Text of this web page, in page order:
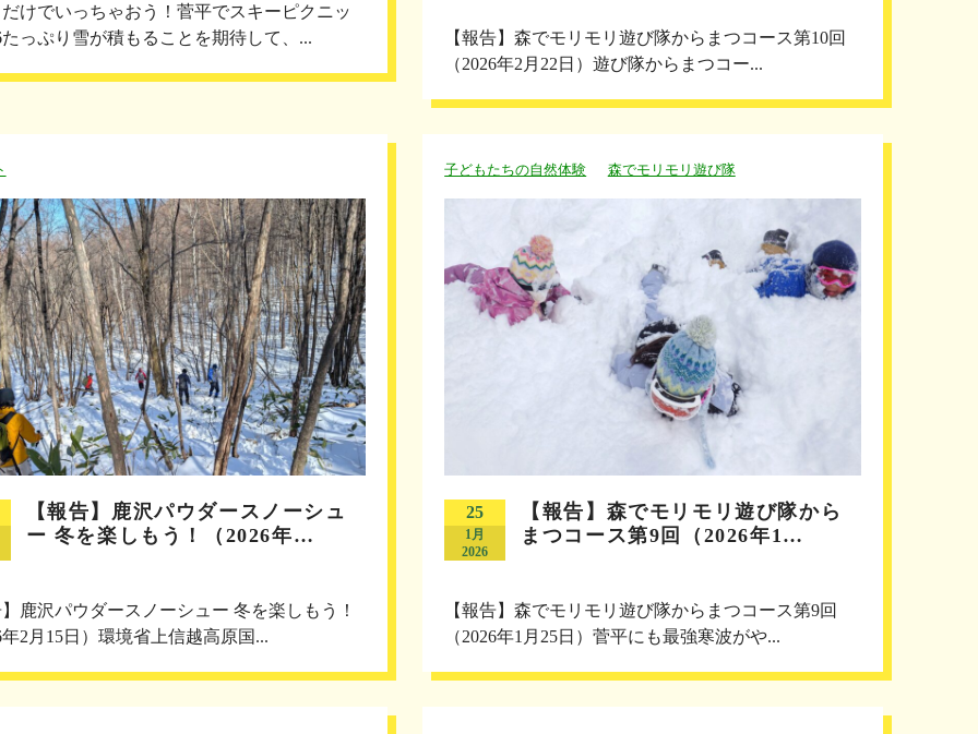
けでいっちゃおう！菅平でスキーピクニッ
たっぷり雪が積もることを期待して、...
【報告】森でモリモリ遊び隊からまつコース第10回
（2026年2月22日）遊び隊からまつコー...
【報告】鹿沢パウダースノーシュ
ー 冬を楽しもう！（2026年…
鹿沢パウダースノーシュー 冬を楽しもう！
年2月15日）環境省上信越高原国...
子どもたちの自然体験 森でモリモリ遊び隊
25
1月
2026
【報告】森でモリモリ遊び隊から
まつコース第9回（2026年1…
【報告】森でモリモリ遊び隊からまつコース第9回
（2026年1月25日）菅平にも最強寒波がや...